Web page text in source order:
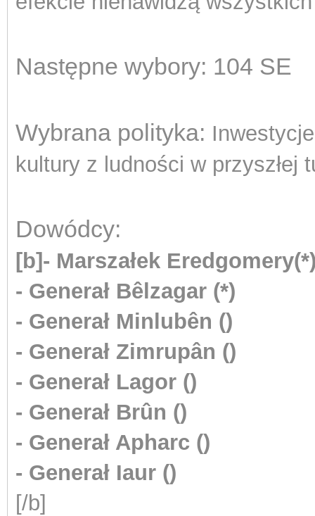
Następne wybory: 104 SE
Wybrana polityka:
kultury z ludności w przyszłej
Dowódcy:
[b]- Marszałek
- Generał Bêlzagar (*)
- Generał Minlubên ()
- Generał Zimrupân ()
- Generał Lagor ()
- Generał Brûn ()
- Generał Apharc ()
- Generał Iaur ()
[/b]